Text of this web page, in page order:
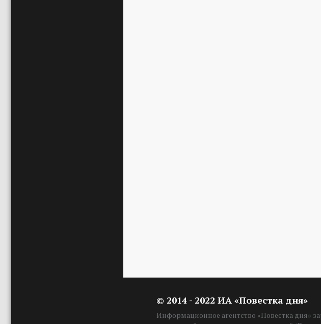
© 2014 - 2022 ИА «Повестка дня»
Информационное агентство «Повестка дня»